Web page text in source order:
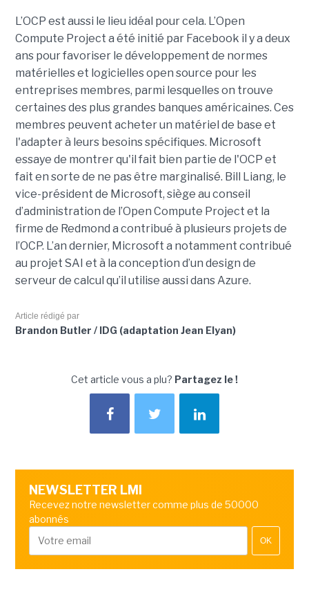
L’OCP est aussi le lieu idéal pour cela. L’Open
Compute Project a été initié par Facebook il y a deux
ans pour favoriser le développement de normes
matérielles et logicielles open source pour les
entreprises membres, parmi lesquelles on trouve
certaines des plus grandes banques américaines. Ces
membres peuvent acheter un matériel de base et
l'adapter à leurs besoins spécifiques. Microsoft
essaye de montrer qu'il fait bien partie de l'OCP et
fait en sorte de ne pas être marginalisé. Bill Liang, le
vice-président de Microsoft, siège au conseil
d’administration de l’Open Compute Project et la
firme de Redmond a contribué à plusieurs projets de
l’OCP. L’an dernier, Microsoft a notamment contribué
au projet SAI et à la conception d’un design de
serveur de calcul qu’il utilise aussi dans Azure.
Article rédigé par
Brandon Butler / IDG (adaptation Jean Elyan)
Cet article vous a plu? Partagez le !
NEWSLETTER LMI
Recevez notre newsletter comme plus de 50000
abonnés
OK